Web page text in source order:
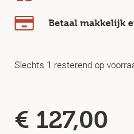
Betaal makkelijk
Slechts 1 resterend op
€ 127,00